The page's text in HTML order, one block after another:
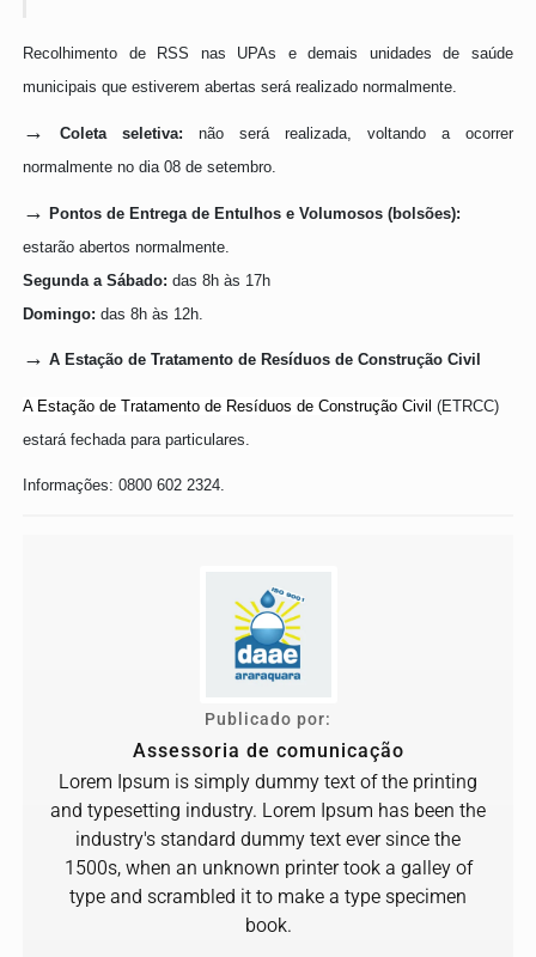
Recolhimento de RSS nas UPAs e demais unidades de saúde
municipais que estiverem abertas será realizado normalmente.
→ Coleta seletiva: não será realizada, voltando a ocorrer
normalmente no dia 08 de setembro.
→ Pontos de Entrega de Entulhos e Volumosos (bolsões):
estarão abertos normalmente.
Segunda a Sábado: das 8h às 17h
Domingo: das 8h às 12h.
→ A Estação de Tratamento de Resíduos de Construção Civil
A Estação de Tratamento de Resíduos de Construção Civil (ETRCC)
estará fechada para particulares.
Informações: 0800 602 2324.
Publicado por:
Assessoria de comunicação
Lorem Ipsum is simply dummy text of the printing
and typesetting industry. Lorem Ipsum has been the
industry's standard dummy text ever since the
1500s, when an unknown printer took a galley of
type and scrambled it to make a type specimen
book.